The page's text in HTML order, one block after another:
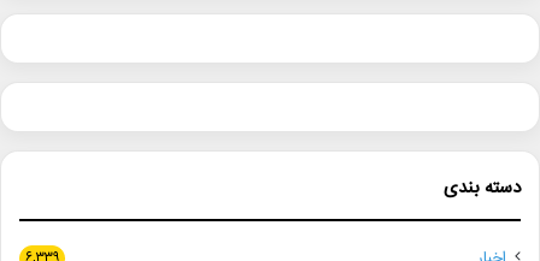
دسته بندی